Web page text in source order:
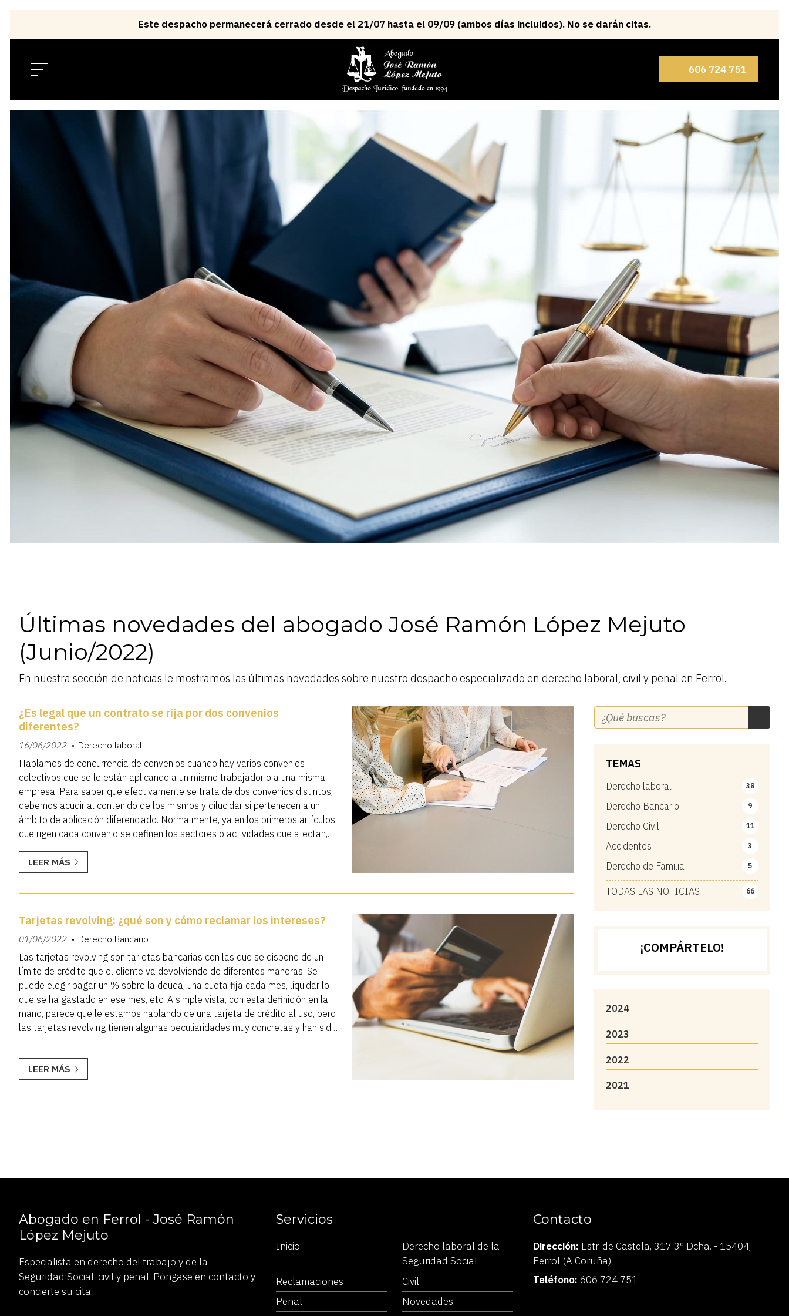
606 724 751
Últimas novedades del abogado José Ramón López Mejuto
(Junio/2022)
En nuestra sección de noticias le mostramos las últimas novedades sobre nuestro despacho especializado en derecho laboral, civil y penal en Ferrol.
TEMAS
TODAS LAS NOTICIAS 66
Derecho laboral 38
Derecho Bancario 9
Derecho Civil 11
Accidentes 3
Derecho de Familia 5
¿Es legal que un contrato se rija por dos convenios
diferentes?
16/06/2022 Derecho laboral
Hablamos de concurrencia de convenios cuando hay varios convenios
colectivos que se le están aplicando a un mismo trabajador o a una misma
empresa. Para saber que efectivamente se trata de dos convenios distintos,
debemos acudir al contenido de los mismos y dilucidar si pertenecen a un
ámbito de aplicación diferenciado. Normalmente, ya en los primeros artículos
que rigen cada convenio se definen los sectores o actividades que afectan,
LEER MÁS
Tarjetas revolving: ¿qué son y cómo reclamar los intereses?
01/06/2022 Derecho Bancario
Las tarjetas revolving son tarjetas bancarias con las que se dispone de un
límite de crédito que el cliente va devolviendo de diferentes maneras. Se
puede elegir pagar un % sobre la deuda, una cuota fija cada mes, liquidar lo
que se ha gastado en ese mes, etc. A simple vista, con esta definición en la
mano, parece que le estamos hablando de una tarjeta de crédito al uso, pero
las tarjetas revolving tienen algunas peculiaridades muy concretas y han sido
LEER MÁS
¡COMPÁRTELO!
2024
2023
2022
2021
Abogado en Ferrol - José Ramón
López Mejuto
Especialista en derecho del trabajo y de la
Seguridad Social, civil y penal. Póngase en contacto y
concierte su cita.
Servicios
Inicio
Derecho laboral de la
Seguridad Social
Reclamaciones
Civil
Penal
Novedades
Contacto
Dirección: Estr. de Castela, 317 3º Dcha. - 15404,
Ferrol (A Coruña)
Teléfono: 606 724 751